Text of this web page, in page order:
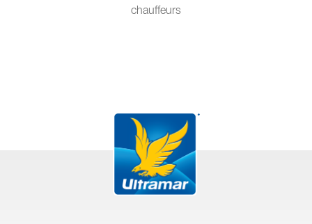
chauffeurs